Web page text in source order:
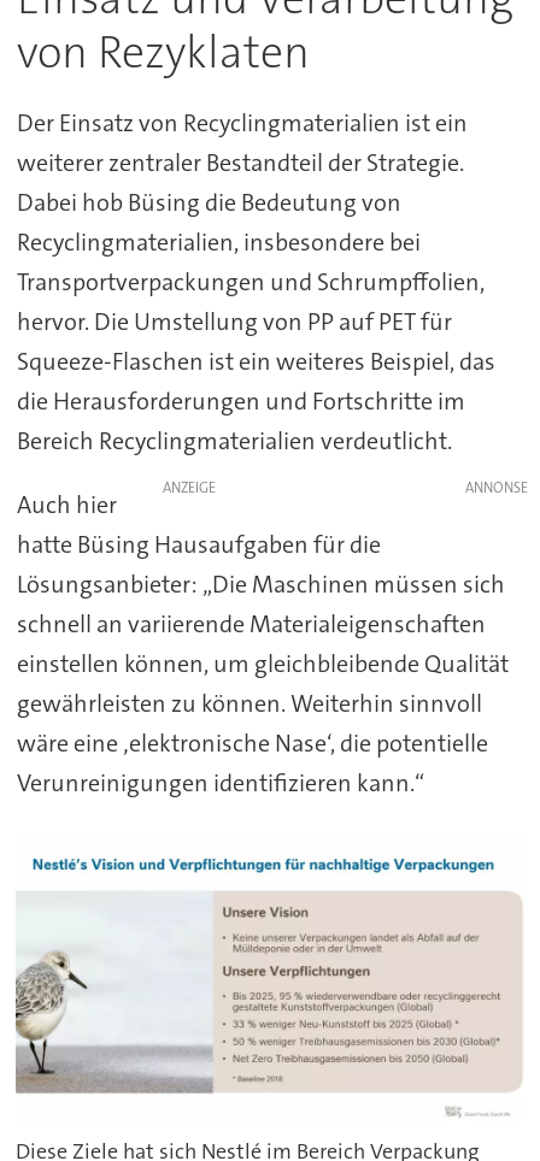
von Rezyklaten
Der Einsatz von Recyclingmaterialien ist ein
weiterer zentraler Bestandteil der Strategie.
Dabei hob Büsing die Bedeutung von
Recyclingmaterialien, insbesondere bei
Transportverpackungen und Schrumpffolien,
hervor. Die Umstellung von PP auf PET für
Squeeze-Flaschen ist ein weiteres Beispiel, das
die Herausforderungen und Fortschritte im
Bereich Recyclingmaterialien verdeutlicht.
ANZEIGE
Auch hier
hatte Büsing Hausaufgaben für die
Lösungsanbieter: „Die Maschinen müssen sich
schnell an variierende Materialeigenschaften
einstellen können, um gleichbleibende Qualität
gewährleisten zu können. Weiterhin sinnvoll
wäre eine ‚elektronische Nase‘, die potentielle
Verunreinigungen identifizieren kann.“
Diese Ziele hat sich Nestlé im Bereich Verpackung